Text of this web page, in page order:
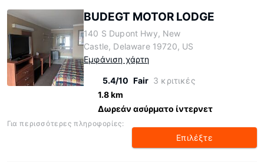
BUDEGT MOTOR LODGE
140 S Dupont Hwy, New
Castle, Delaware 19720, US
Εμφάνιση χάρτη
5.4/10 Fair 3 κριτικές
1.8 km
Δωρεάν ασύρματο ίντερνετ
Για περισσότερες πληροφορίες:
Επιλέξτε